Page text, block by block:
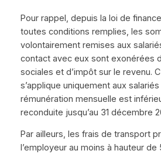
Pour rappel, depuis la loi de
toutes conditions remplies, les
volontairement remises aux
contact avec eux sont exonérées
sociales et d’impôt sur le revenu.
s’applique uniquement aux
rémunération mensuelle est
reconduite jusqu’au 31 décembre
Par ailleurs, les frais de transport
l’employeur au moins à hauteur